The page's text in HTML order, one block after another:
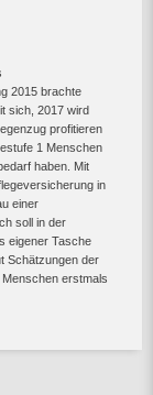
2015 brachte
sich, 2017 wird
profitieren
1 Menschen
haben. Mit
in
einer
soll in der
eigener Tasche
Schätzungen der
erstmals